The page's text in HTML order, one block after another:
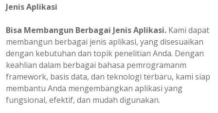
Jenis Aplikasi
Bisa Membangun Berbagai Jenis Aplikasi. Kami dapat
membangun berbagai jenis aplikasi, yang disesuaikan
dengan kebutuhan dan topik penelitian Anda. Dengan
keahlian dalam berbagai bahasa pemrogramanm
framework, basis data, dan teknologi terbaru, kami siap
membantu Anda mengembangkan aplikasi yang
fungsional, efektif, dan mudah digunakan.